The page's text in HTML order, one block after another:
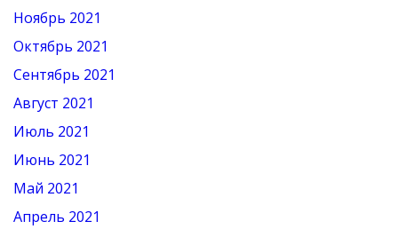
Ноябрь 2021
Октябрь 2021
Сентябрь 2021
Август 2021
Июль 2021
Июнь 2021
Май 2021
Апрель 2021